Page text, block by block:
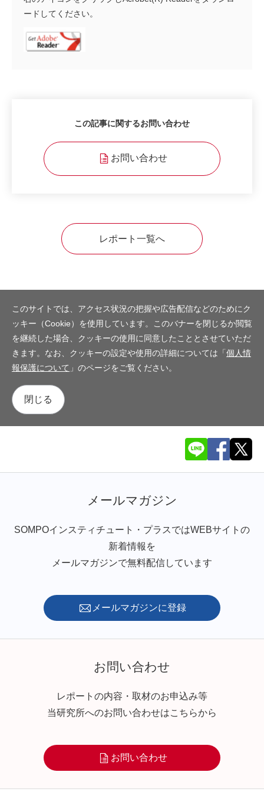
ードしてください。
この記事に関するお問い合わせ
お問い合わせ
レポート一覧へ
このサイトでは、アクセス状況の把握や広告配信などのためにク
ッキー（Cookie）を使用しています。このバナーを閉じるか閲覧
を継続した場合、クッキーの使用に同意したこととさせていただ
きます。なお、クッキーの設定や使用の詳細については「 個人情
報保護について 」のページをご覧ください。
閉じる
メールマガジン
SOMPOインスティチュート・プラスではWEBサイトの
新着情報を
メールマガジンで無料配信しています
メールマガジンに登録
お問い合わせ
レポートの内容・取材のお申込み等
当研究所へのお問い合わせはこちらから
お問い合わせ